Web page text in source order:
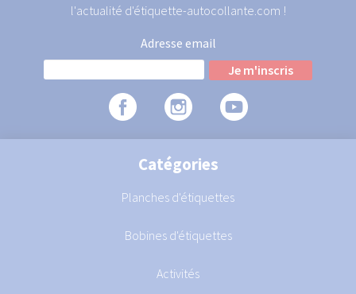
l'actualité d'étiquette-autocollante.com !
Adresse email
Catégories
Planches d'étiquettes
Bobines d'étiquettes
Activités